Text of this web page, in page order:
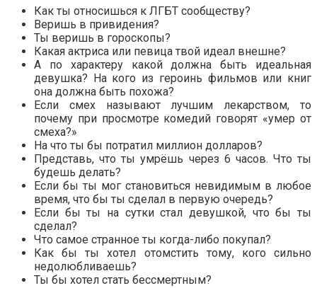
Как ты относишься к ЛГБТ сообществу?
Веришь в привидения?
Ты веришь в гороскопы?
Какая актриса или певица твой идеал внешне?
А по характеру какой должна быть идеальная
девушка? На кого из героинь фильмов или книг
она должна быть похожа?
Если смех называют лучшим лекарством, то
почему при просмотре комедий говорят «умер от
смеха?»
На что ты бы потратил миллион долларов?
Представь, что ты умрёшь через 6 часов. Что ты
будешь делать?
Если бы ты мог становиться невидимым в любое
время, что бы ты сделал в первую очередь?
Если бы ты на сутки стал девушкой, что бы ты
сделал?
Что самое странное ты когда-либо покупал?
Как бы ты хотел отомстить тому, кого сильно
недолюбливаешь?
Ты бы хотел стать бессмертным?